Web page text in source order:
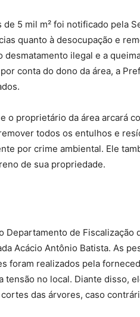
5 mil m² foi notificado pela
quanto à desocupação e
ilegal e a
conta do dono da área, a
o proprietário da área arcará
todos os entulhos e
por crime ambiental. Ele
de sua propriedade.
Departamento de Fiscalização
Acácio Antônio Batista. As
foram realizados pela
no local. Diante disso,
das árvores, caso